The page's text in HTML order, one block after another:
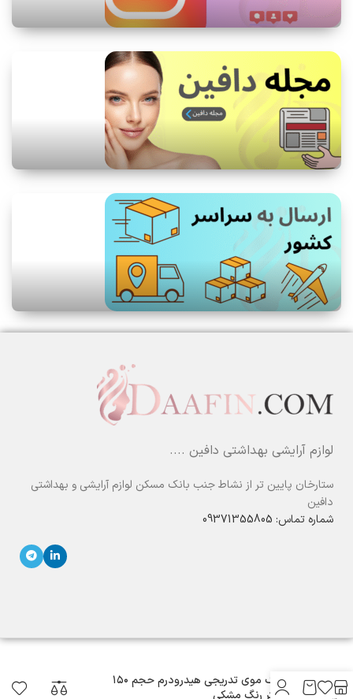
لوازم آرایشی بهداشتی دافین ....
ستارخان پایین تر از نشاط جنب بانک مسکن لوازم آرایشی و بهداشتی
دافین
شماره تماس: 09371355805
کرم رنگ موی تدریجی هیدرودرم حجم ۱۵۰
میلی‌لیتر رنگ مشکی